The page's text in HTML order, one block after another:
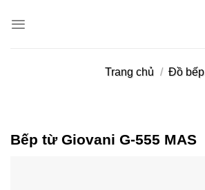
Trang chủ / Đồ bếp
Bếp từ Giovani G-555 MAS